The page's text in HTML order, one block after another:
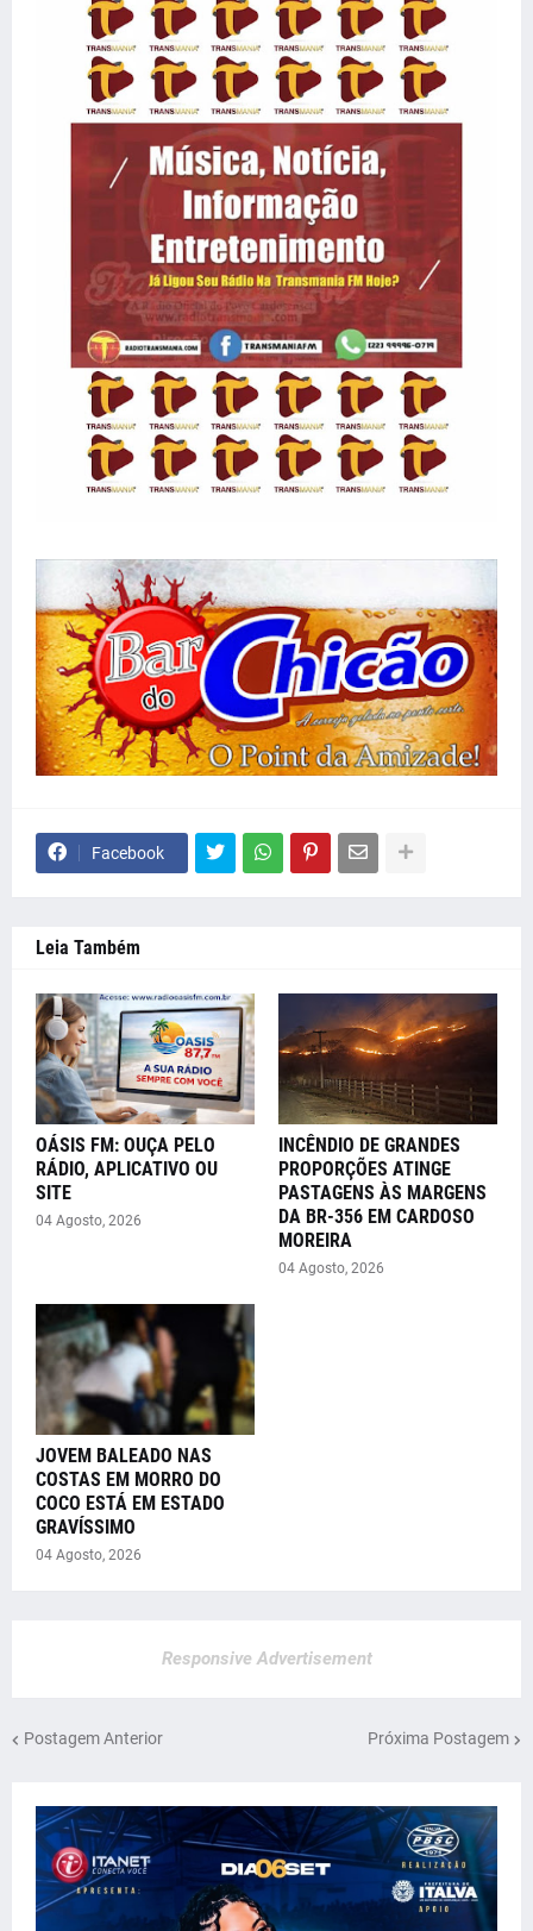
Facebook
Leia Também
OÁSIS FM: OUÇA PELO
RÁDIO, APLICATIVO OU
SITE
04 Agosto, 2026
INCÊNDIO DE GRANDES
PROPORÇÕES ATINGE
PASTAGENS ÀS MARGENS
DA BR-356 EM CARDOSO
MOREIRA
04 Agosto, 2026
JOVEM BALEADO NAS
COSTAS EM MORRO DO
COCO ESTÁ EM ESTADO
GRAVÍSSIMO
04 Agosto, 2026
Responsive Advertisement
Postagem Anterior Próxima Postagem